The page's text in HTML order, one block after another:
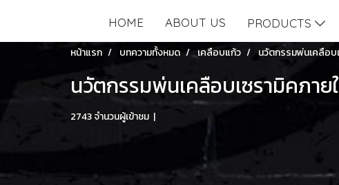
HOME ABOUT US PRODUCTS
หน้าแรก บทความทั้งหมด เคลือบแก้ว นวัตกรรมพ่นเคลือบ
นวัตกรรมพ่นเคลือบเซรามิคภาย
2743 จำนวนผู้เข้าชม |